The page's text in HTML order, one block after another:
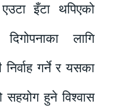
इँटा थपिएको
लागि
गर्ने र यसका
हुने विश्वास